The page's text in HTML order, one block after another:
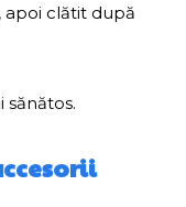
apoi clătit după
sănătos.